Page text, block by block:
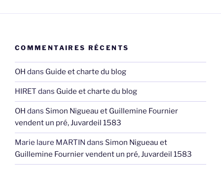
COMMENTAIRES RÉCENTS
OH dans Guide et charte du blog
HIRET dans Guide et charte du blog
OH dans Simon Nigueau et Guillemine Fournier
vendent un pré, Juvardeil 1583
Marie laure MARTIN dans Simon Nigueau et
Guillemine Fournier vendent un pré, Juvardeil 1583